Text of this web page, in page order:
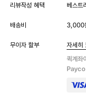
리뷰작성 혜택 베스
배송비 3,000
무이자 할부
자세히
퀵계좌
Payco